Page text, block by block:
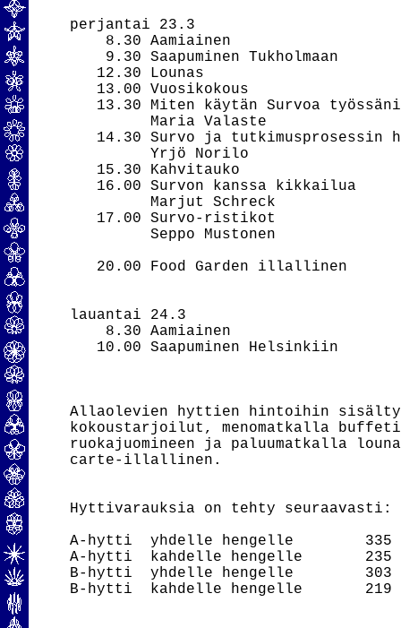
perjantai 23.3
    8.30 Aamiainen
    9.30 Saapuminen Tukholmaan
   12.30 Lounas
   13.00 Vuosikokous
   13.30 Miten käytän Survoa työssäni
         Maria Valaste
14.30 Survo ja tutkimusprosessin
         Yrjö Norilo
   15.30 Kahvitauko
   16.00 Survon kanssa kikkailua
         Marjut Schreck
   17.00 Survo-ristikot
         Seppo Mustonen
   20.00 Food Garden illallinen
lauantai 24.3
    8.30 Aamiainen
   10.00 Saapuminen Helsinkiin
Allaolevien hyttien hintoihin
kokoustarjoilut, menomatkalla
ruokajuomineen ja paluumatkalla
carte-illallinen.
Hyttivarauksia on tehty seuraavasti:
A-hytti  yhdelle hengelle
A-hytti  kahdelle hengelle
B-hytti  yhdelle hengelle
B-hytti  kahdelle hengelle